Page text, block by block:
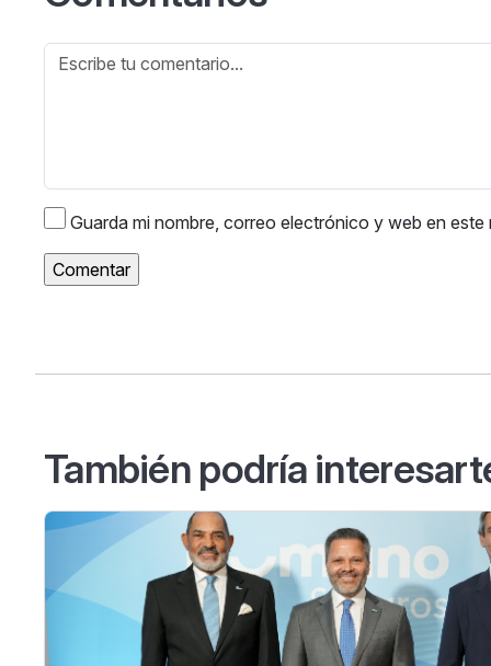
Guarda mi nombre, correo electrónico y web en
También podría